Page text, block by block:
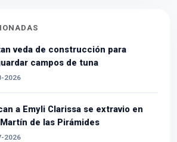
veda de construcción para
campos de tuna
2026
a Emyli Clarissa se extravio en
de las Pirámides
2026